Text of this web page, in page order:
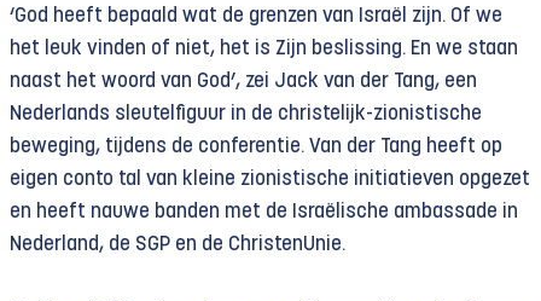
‘God heeft bepaald wat de grenzen van Israël zijn. Of we
het leuk vinden of niet, het is Zijn beslissing. En we staan
naast het woord van God’, zei Jack van der Tang, een
Nederlands sleutelfiguur in de christelijk-zionistische
beweging, tijdens de conferentie. Van der Tang heeft op
eigen conto tal van kleine zionistische initiatieven opgezet
en heeft nauwe banden met de Israëlische ambassade in
Nederland, de SGP en de ChristenUnie.